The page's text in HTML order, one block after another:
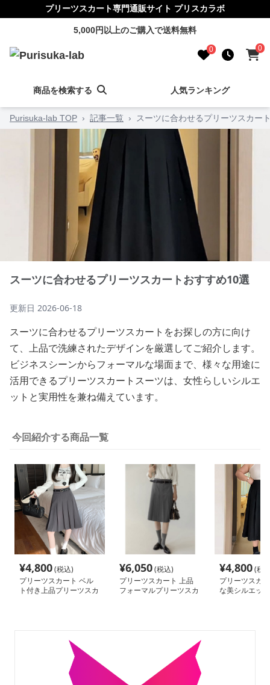
プリーツスカート専門通販サイト プリスカラボ
5,000円以上のご購入で送料無料
0 0
商品を検索する 人気ランキング
Purisuka-lab TOP › 記事一覧 › スーツに合わせるプリーツスカー
スーツに合わせるプリーツスカートおすすめ10選
更新日 2026-06-18
スーツに合わせるプリーツスカートをお探しの方に向け
て、上品で洗練されたデザインを厳選してご紹介します。
ビジネスシーンからフォーマルな場面まで、様々な用途に
活用できるプリーツスカートスーツは、女性らしいシルエ
ットと実用性を兼ね備えています。
今回紹介する商品一覧
¥4,800(税込)
プリーツスカート ベル
ト付き上品プリーツスカ
¥6,050(税込)
プリーツスカート 上品
フォーマルプリーツスカ
¥4,800(税
プリーツスカ
な美シルエッ